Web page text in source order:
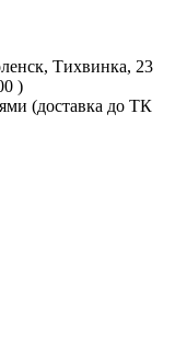
Тихвинка, 23
)
(доставка до ТК